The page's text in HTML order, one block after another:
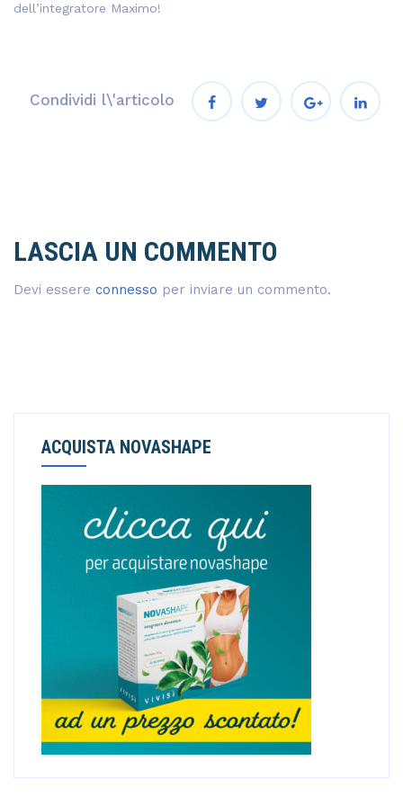
dell’integratore Maximo!
Condividi l\'articolo
LASCIA UN COMMENTO
Devi essere connesso per inviare un commento.
ACQUISTA NOVASHAPE